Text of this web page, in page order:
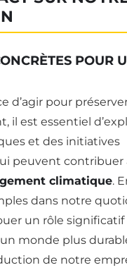
POUR
d’agir pour
il est essentiel
et des initiatives
peuvent contribuer
climatique.
dans notre
un rôle significatif
monde plus
de notre